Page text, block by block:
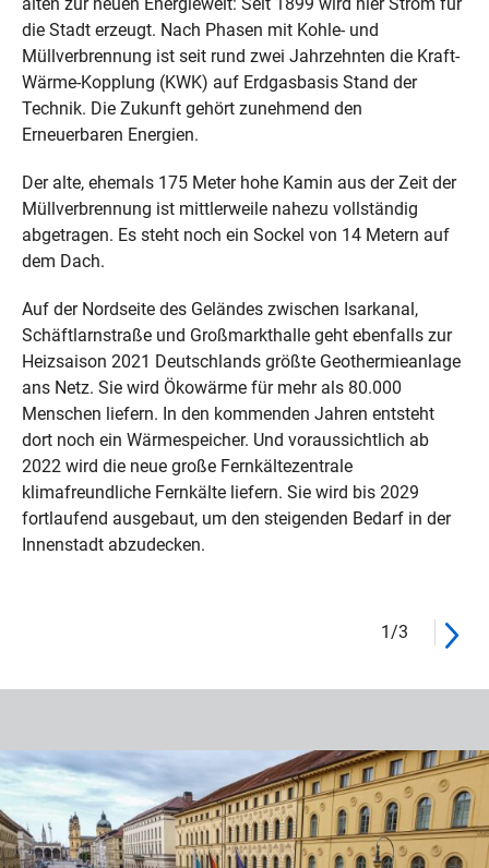
die Stadt erzeugt. Nach Phasen mit Kohle- und
Müllverbrennung ist seit rund zwei Jahrzehnten die Kraft-
Wärme-Kopplung (KWK) auf Erdgasbasis Stand der
Technik. Die Zukunft gehört zunehmend den
Erneuerbaren Energien.
Der alte, ehemals 175 Meter hohe Kamin aus der Zeit der
Müllverbrennung ist mittlerweile nahezu vollständig
abgetragen. Es steht noch ein Sockel von 14 Metern auf
dem Dach.
Auf der Nordseite des Geländes zwischen Isarkanal,
Schäftlarnstraße und Großmarkthalle geht ebenfalls zur
Heizsaison 2021 Deutschlands größte Geothermieanlage
ans Netz. Sie wird Ökowärme für mehr als 80.000
Menschen liefern. In den kommenden Jahren entsteht
dort noch ein Wärmespeicher. Und voraussichtlich ab
2022 wird die neue große Fernkältezentrale
klimafreundliche Fernkälte liefern. Sie wird bis 2029
fortlaufend ausgebaut, um den steigenden Bedarf in der
Innenstadt abzudecken.